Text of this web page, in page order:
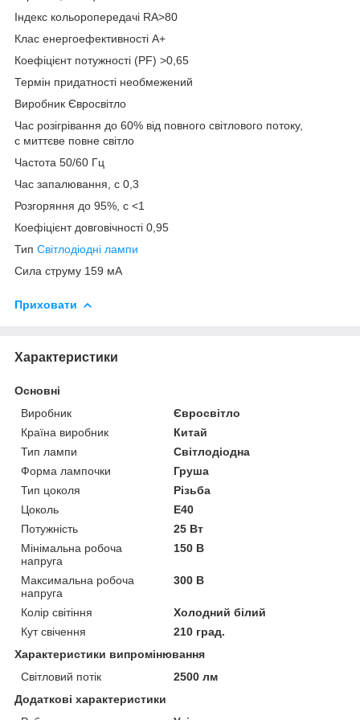
Індекс кольоропередачі RA>80
Клас енергоефективності A+
Коефіцієнт потужності (PF) >0,65
Термін придатності необмежений
Виробник Євросвітло
Час розігрівання до 60% від повного світлового потоку,
с миттєве повне світло
Частота 50/60 Гц
Час запалювання, с 0,3
Розгоряння до 95%, с <1
Коефіцієнт довговічності 0,95
Тип Світлодіодні лампи
Сила струму 159 мА
Приховати
Характеристики
Основні
Виробник
Євросвітло
Країна виробник
Китай
Тип лампи
Світлодіодна
Форма лампочки
Груша
Тип цоколя
Різьба
Цоколь
E40
Потужність
25 Вт
Мінімальна робоча
напруга
150 В
Максимальна робоча
напруга
300 В
Колір світіння
Холодний білий
Кут свічення
210 град.
Характеристики випромінювання
Світловий потік
2500 лм
Додаткові характеристики